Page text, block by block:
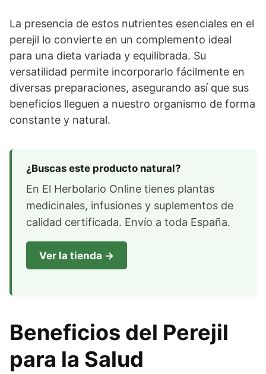
La presencia de estos nutrientes esenciales en el
perejil lo convierte en un complemento ideal
para una dieta variada y equilibrada. Su
versatilidad permite incorporarlo fácilmente en
diversas preparaciones, asegurando así que sus
beneficios lleguen a nuestro organismo de forma
constante y natural.
¿Buscas este producto natural?
En El Herbolario Online tienes plantas
medicinales, infusiones y suplementos de
calidad certificada. Envío a toda España.
Ver la tienda →
Beneficios del Perejil
para la Salud